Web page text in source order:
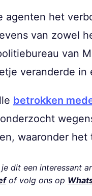
agenten het
van zowel
van
veranderde in
betrokken
waaronder
je dit een interessant
of volg ons op